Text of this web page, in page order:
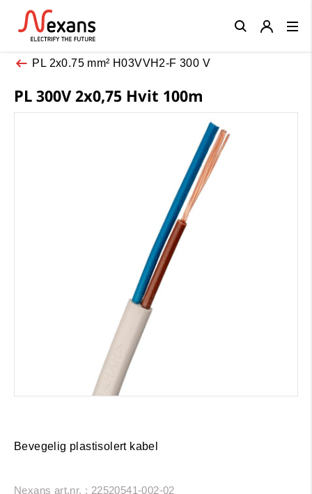
PL 2x0.75 mm² H03VVH2-F 300 V
PL 300V 2x0,75 Hvit 100m
Bevegelig plastisolert kabel
Nexans art.nr. : 22520541-002-02
Close